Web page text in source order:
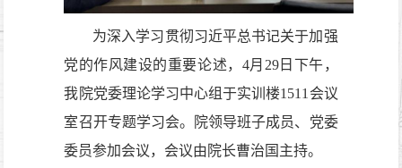
为深入学习贯彻习近平总书记关于加强
党的作风建设的重要论述， 4月 29日下午，
我院党委理论学习中心组于实训楼1511 会议
室召开专题学习会。院领导班子成员、党委
委员参加会议，会议由院长曹治国主持。